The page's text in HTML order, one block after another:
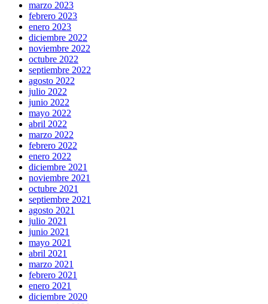
marzo 2023
febrero 2023
enero 2023
diciembre 2022
noviembre 2022
octubre 2022
septiembre 2022
agosto 2022
julio 2022
junio 2022
mayo 2022
abril 2022
marzo 2022
febrero 2022
enero 2022
diciembre 2021
noviembre 2021
octubre 2021
septiembre 2021
agosto 2021
julio 2021
junio 2021
mayo 2021
abril 2021
marzo 2021
febrero 2021
enero 2021
diciembre 2020